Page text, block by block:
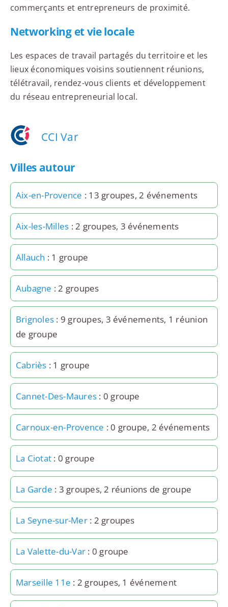
commerçants et entrepreneurs de proximité.
Networking et vie locale
Les espaces de travail partagés du territoire et les
lieux économiques voisins soutiennent réunions,
télétravail, rendez-vous clients et développement
du réseau entrepreneurial local.
CCI Var
Villes autour
Aix-en-Provence : 13 groupes, 2 événements
Aix-les-Milles : 2 groupes, 3 événements
Allauch : 1 groupe
Aubagne : 2 groupes
Brignoles : 9 groupes, 3 événements, 1 réunion
de groupe
Cabriès : 1 groupe
Cannet-Des-Maures : 0 groupe
Carnoux-en-Provence : 0 groupe, 2 événements
La Ciotat : 0 groupe
La Garde : 3 groupes, 2 réunions de groupe
La Seyne-sur-Mer: 2 groupes
La Valette-du-Var : 0 groupe
Marseille 11e : 2 groupes, 1 événement